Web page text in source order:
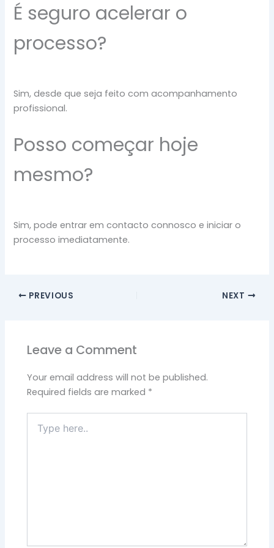
É seguro acelerar o
processo?
Sim, desde que seja feito com acompanhamento
profissional.
Posso começar hoje
mesmo?
Sim, pode entrar em contacto connosco e iniciar o
processo imediatamente.
PREVIOUS NEXT
Leave a Comment
Your email address will not be published.
Required fields are marked *
here..